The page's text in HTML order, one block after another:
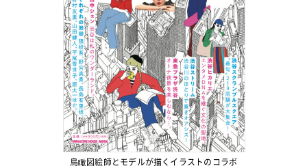
鳥瞰図絵師とモデルが描くイラストのコラボ